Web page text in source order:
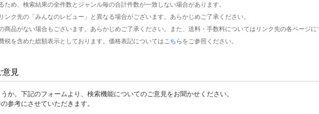
め、検索結果の全件数とジャンル毎の合計件数が一致しない場合があります。
ク先の「みんなのレビュー」と異なる場合がございます。あらかじめご了承ください。
品がない場合もございます。あらかじめご了承ください。また、送料・手数料についてはリンク先の各ページに
を含めた総額表示としております。価格表記については こちら をご参照ください。
意見
か。下記のフォームより、検索機能についてのご意見をお聞かせください。
参考にさせていただきます。